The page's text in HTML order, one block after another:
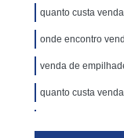
quanto custa
onde encontro
venda de
quanto custa